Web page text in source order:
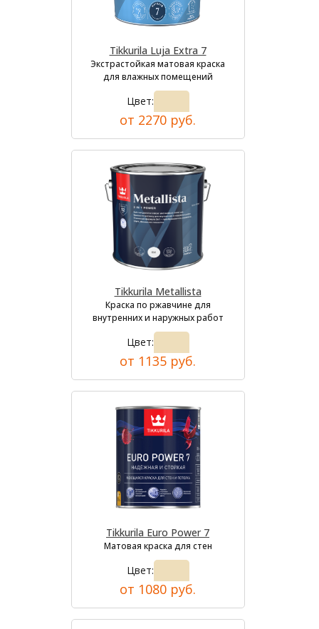
Tikkurila Luja Extra 7
Экстрастойкая матовая краска
для влажных помещений
Цвет:
от 2270 руб.
Tikkurila Metallista
Краска по ржавчине для
внутренних и наружных работ
Цвет:
от 1135 руб.
Tikkurila Euro Power 7
Матовая краска для стен
Цвет:
от 1080 руб.